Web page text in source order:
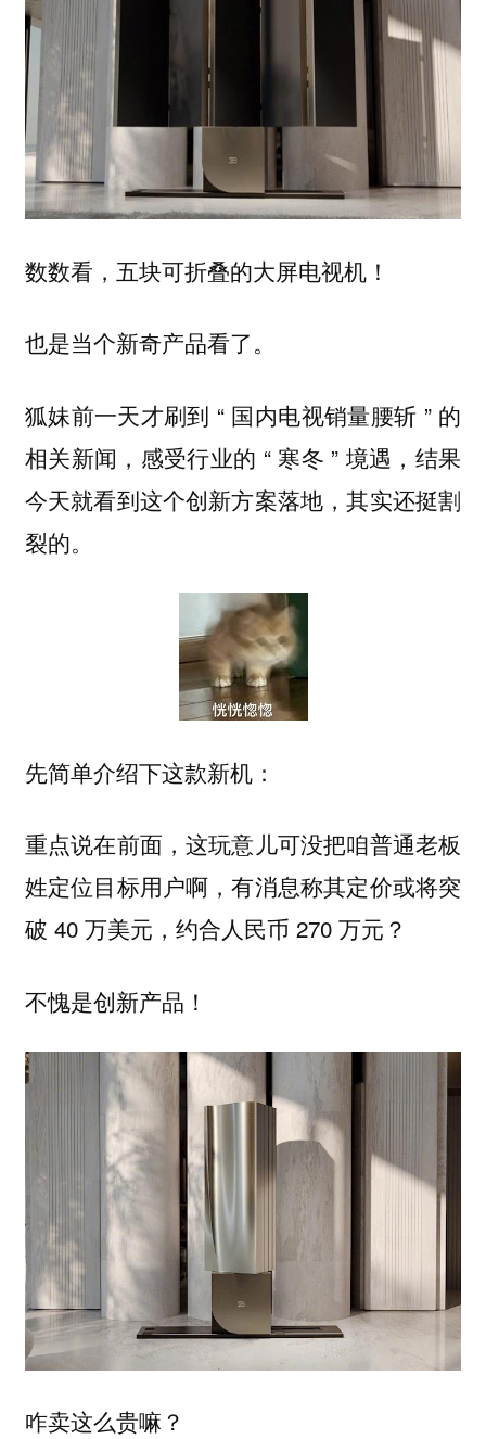
数数看，五块可折叠的大屏电视机！
也是当个新奇产品看了。
狐妹前一天才刷到 “ 国内电视销量腰斩 ” 的
相关新闻，感受行业的 “ 寒冬 ” 境遇，结果
今天就看到这个创新方案落地，其实还挺割
裂的。
先简单介绍下这款新机：
重点说在前面，这玩意儿可没把咱普通老板
姓定位目标用户啊，有消息称其定价或将突
破 40 万美元，约合人民币 270 万元？
不愧是创新产品！
咋卖这么贵嘛？